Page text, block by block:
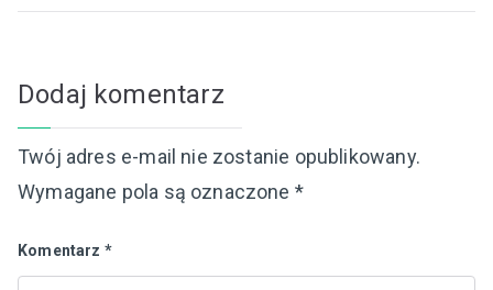
Dodaj komentarz
Twój adres e-mail nie zostanie opublikowany.
Wymagane pola są oznaczone *
Komentarz *